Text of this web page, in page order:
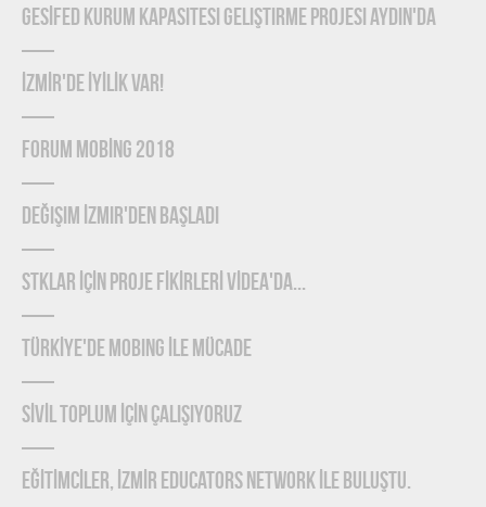
GESİFED Kurum Kapasitesi Geliştirme Projesi Aydın'da
İZMİR'de İYİLİK Var!
FORUM MOBİNG 2018
Değişim İzmir'den Başladı
STKLAR İÇİN PROJE FİKİRLERİ VİDEA'DA...
TÜRKİYE'DE MOBING İLE MÜCADE
SİVİL TOPLUM İÇİN ÇALIŞIYORUZ
EĞİTİMCİLER, İZMİR EDUCATORS NETWORK İLE BULUŞTU.